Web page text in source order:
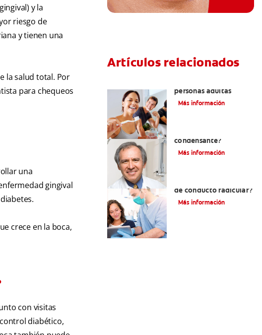
y la
riesgo de
y tienen una
la salud total. Por
para chequeos
una
gingival
crece en la boca,
con visitas
diabético,
Artículos relacionados
personas adultas
Más información
condensante?
Más información
de conducto radicular?
Más información